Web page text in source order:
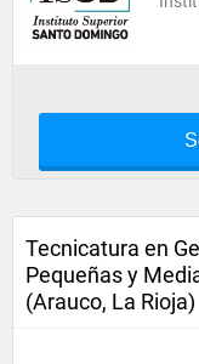
Tecnicatura en
Pequeñas y
(Arauco, La Rioja)